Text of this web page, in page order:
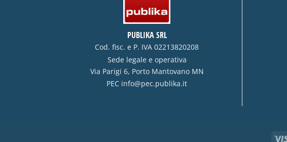
PUBLIKA SRL
Cod. fisc. e P. IVA 02213820208
Sede legale e operativa
Via Parigi 6, Porto Mantovano MN
PEC info@pec.publika.it